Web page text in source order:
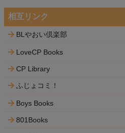
相互リンク
BLやおい倶楽部
LoveCP Books
CP Library
ふじょコミ！
Boys Books
801Books